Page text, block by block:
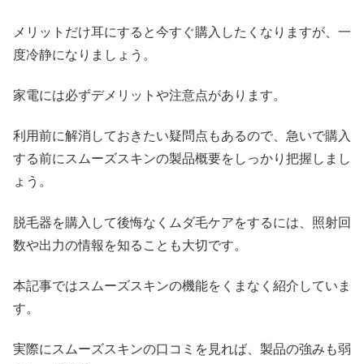
メリットだけ耳にすると今すぐ購入したくなりますが、一
度冷静になりましょう。
家電には必ずデメリットや注意点があります。
利用前に解消しておきたい疑問点もあるので、急いで購入
する前にスムーズスキンの製品概要をしっかり把握しまし
ょう。
脱毛器を購入して後悔なくムダ毛ケアをするには、照射回
数や出力の情報を知ることも大切です。
本記事ではスムーズスキンの機能をくまなく紹介していま
す。
実際にスムーズスキンの口コミを見れば、製品の強みも弱